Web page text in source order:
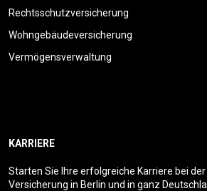
Rechtsschutzversicherung
Wohngebäudeversicherung
Vermögensverwaltung
KARRIERE
Starten Sie Ihre erfolgreiche Karriere bei der
Versicherung in Berlin und in ganz